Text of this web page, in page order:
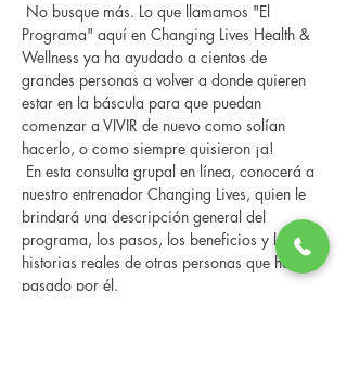
Programa" aquí en Changing Lives Health &
Wellness ya ha ayudado a cientos de
grandes personas a volver a donde quieren
estar en la báscula para que puedan
comenzar a VIVIR de nuevo como solían
hacerlo, o como siempre quisieron ¡a!
nuestro entrenador Changing Lives, quien le
brindará una descripción general del
programa, los pasos, los beneficios y las
historias reales de otras personas que han
pasado por él.